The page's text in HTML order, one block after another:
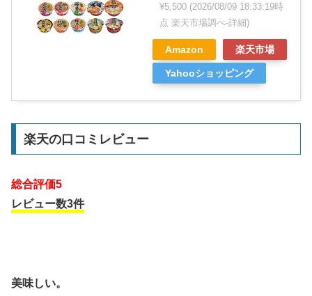
¥5,500 (2026/08/09 18:33:19時
点 楽天市場調べ-詳細)
Amazon 楽天市場
Yahooショッピング
楽天の口コミレビュー
総合評価5
レビュー数3件
美味しい。